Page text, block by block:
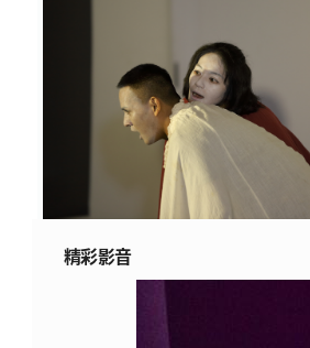
Dance
朱克遠《semupu數》
精彩影音